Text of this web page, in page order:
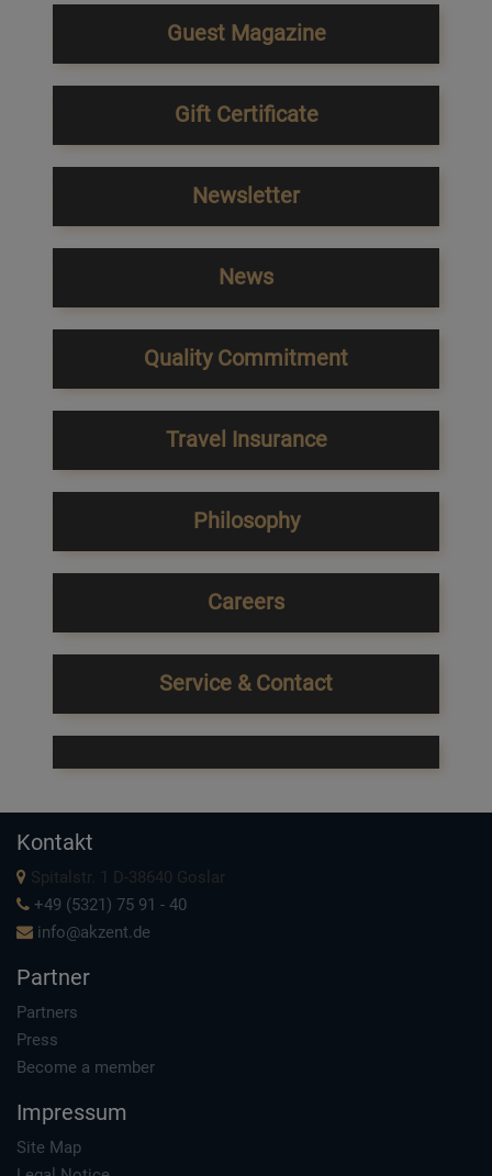
Guest Magazine
Gift Certificate
Newsletter
News
Quality Commitment
Travel Insurance
Philosophy
Careers
Service & Contact
Kontakt
Spitalstr. 1 D-38640 Goslar
+49 (5321) 75 91 - 40
info@akzent.de
Partner
Partners
Press
Become a member
Impressum
Site Map